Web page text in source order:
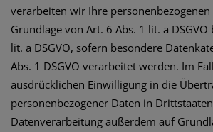
verarbeiten wir Ihre
Grundlage von Art. 6 Abs. 1 lit. a DSGVO
lit. a DSGVO, sofern besondere
Abs. 1 DSGVO verarbeitet werden. Im
ausdrücklichen Einwilligung in die
personenbezogener Daten in
Datenverarbeitung außerdem auf